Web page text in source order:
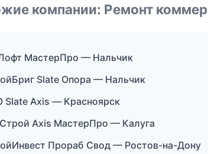
компании: Ремонт
МастерПро — Нальчик
Slate Опора — Нальчик
Slate Axis — Красноярск
Axis МастерПро — Калуга
Прораб Свод — Ростов-на-Дону